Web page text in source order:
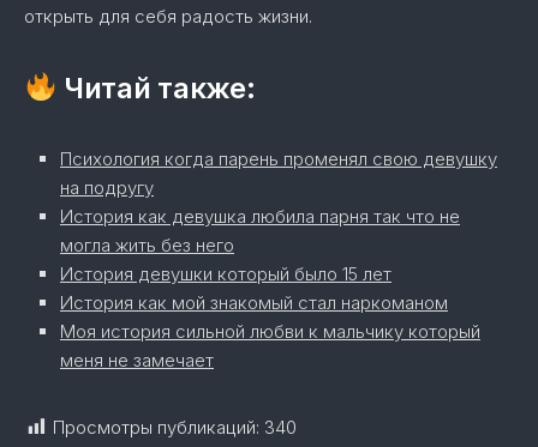
открыть для себя радость жизни.
Читай также:
Психология когда парень променял свою девушку
на подругу
История как девушка любила парня так что не
могла жить без него
История девушки который было 15 лет
История как мой знакомый стал наркоманом
Моя история сильной любви к мальчику который
меня не замечает
Просмотры публикаций: 340